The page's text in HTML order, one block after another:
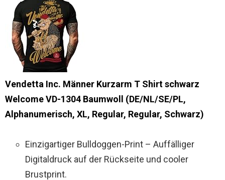
Vendetta Inc. Männer Kurzarm T Shirt schwarz
Welcome VD-1304 Baumwoll (DE/NL/SE/PL,
Alphanumerisch, XL, Regular, Regular, Schwarz)
Einzigartiger Bulldoggen-Print – Auffälliger
Digitaldruck auf der Rückseite und cooler
Brustprint.